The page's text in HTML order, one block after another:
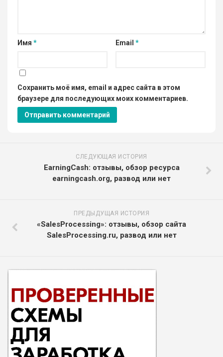
Имя * Email *
Сохранить моё имя, email и адрес сайта в этом
браузере для последующих моих комментариев.
СЛЕДУЮЩАЯ ИСТОРИЯ
EarningCash: отзывы, обзор ресурса
earningcash.org, развод или нет
ПРЕДЫДУЩАЯ ИСТОРИЯ
«SalesProcessing»: отзывы, обзор сайта
SalesProcessing.ru, развод или нет